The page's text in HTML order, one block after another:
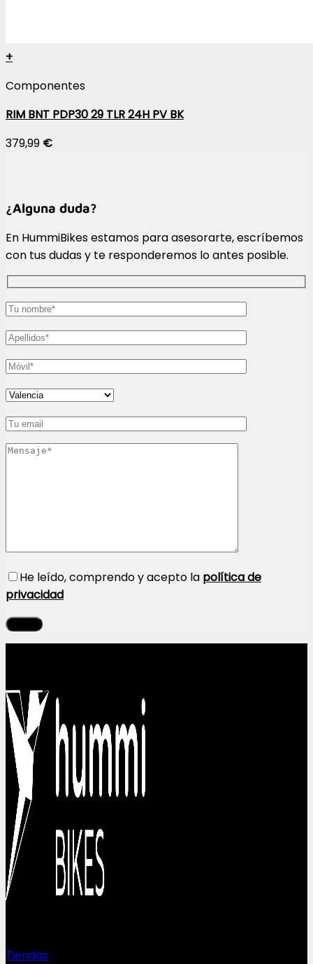
+
Componentes
RIM BNT PDP30 29 TLR 24H PV BK
379,99 €
¿Alguna duda?
En HummiBikes estamos para asesorarte, escríbemos
con tus dudas y te responderemos lo antes posible.
He leído, comprendo y acepto la política de
privacidad
Tiendas